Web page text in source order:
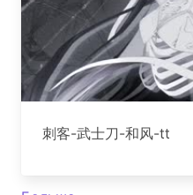
刺客-武士刀-和风-tt